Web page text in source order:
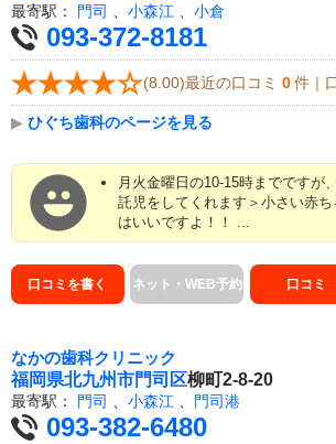
最寄駅： 門司 小森江 小倉
093-372-8181
(8.00)最近の口コミ 0 件｜
▶ ひぐち歯科のページを見る
月火金曜日の10-15時までですが
託児をしてくれます＞小さい赤
はいいですよ！！ ...
口コミを書く ネット・WEB予約 口コミ
なかの歯科クリニック
福岡県北九州市門司区柳町2-8-20
最寄駅： 門司 、 小森江 、 門司港
093-382-6480